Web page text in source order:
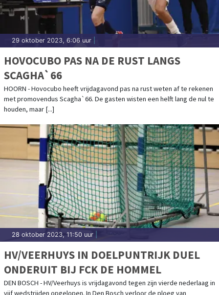
29 oktober 2023, 6:06 uur
HOVOCUBO PAS NA DE RUST LANGS
SCAGHA`66
HOORN - Hovocubo heeft vrijdagavond pas na rust weten af te rekenen
met promovendus Scagha`66. De gasten wisten een helft lang de nul te
houden, maar [...]
28 oktober 2023, 11:50 uur
HV/VEERHUYS IN DOELPUNTRIJK DUEL
ONDERUIT BIJ FCK DE HOMMEL
DEN BOSCH - HV/Veerhuys is vrijdagavond tegen zijn vierde nederlaag in
vijf wedstrijden opgelopen. In Den Bosch verloor de ploeg van